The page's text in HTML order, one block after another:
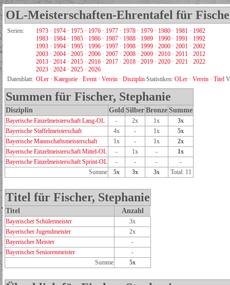
OL-Meisterschaften-Ehrentafel für
Serien: 1973 · 1974 · 1975 · 1976 · 1977 · 1978 · 1979 · 1980 · 1981 · 1982
1983 · 1984 · 1985 · 1986 · 1987 · 1988 · 1989 · 1990 · 1991 · 1992
1993 · 1994 · 1995 · 1996 · 1997 · 1998 · 1999 · 2000 · 2001 · 2002
2003 · 2004 · 2005 · 2006 · 2007 · 2008 · 2009 · 2010 · 2011 · 2012
2013 · 2014 · 2015 · 2016 · 2017 · 2018 · 2019 · 2020 · 2021 · 2022
2023 · 2024 · 2025 · 2026
Datenblatt: OLer · Kategorie · Event· Verein · Disziplin Statistiken: OLer · Verein · Titel
Summen für Fischer, Stephanie
Disziplin Gold Silber Bronze Summe
Bayerische Einzelmeisterschaft Lang-OL - 2x 1x
3x
Bayerische Staffelmeisterschaft
4x - 1x
5x
Bayerische Mannschaftsmeisterschaft
1x - 1x
2x
Bayerische Einzelmeisterschaft Mittel-OL
- 1x -
1x
Bayerische Einzelmeisterschaft Sprint-OL
- - -
-
Summe
5x 3x 3x Total: 11
Titel für Fischer, Stephanie
Titel Anzahl
Bayerischer Schülermeister
3x
Bayerischer Jugendmeister
2x
Bayerischer Meister
-
Bayerischer Seniorenmeister
-
Summe
5x